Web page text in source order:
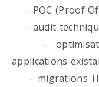
– POC (Proof
– audit
–
applications
– migrations